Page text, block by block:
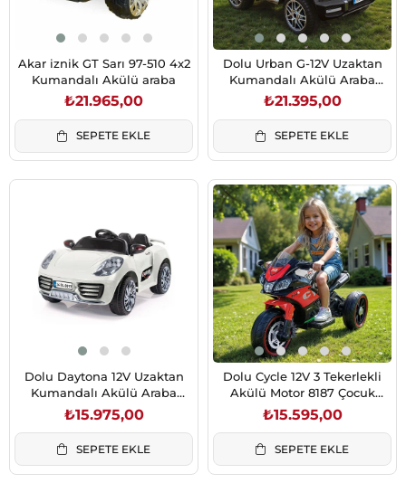
Akar iznik GT Sarı 97-510 4x2
Kumandalı Akülü araba
₺21.965,00
SEPETE EKLE
Dolu Urban G-12V Uzaktan
Kumandalı Akülü Araba
Siyah 8496
₺21.395,00
SEPETE EKLE
Dolu Daytona 12V Uzaktan
Kumandalı Akülü Araba
Beyaz (8197)
₺15.975,00
SEPETE EKLE
Dolu Cycle 12V 3 Tekerlekli
Akülü Motor 8187 Çocuk
Motoru
₺15.595,00
SEPETE EKLE